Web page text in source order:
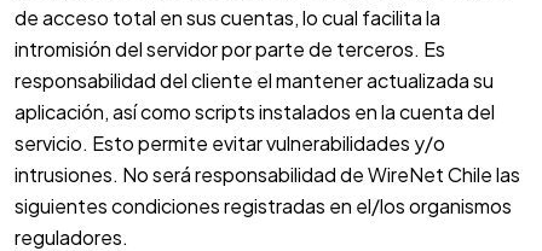
de acceso total en sus cuentas, lo cual facilita la
intromisión del servidor por parte de terceros. Es
responsabilidad del cliente el mantener actualizada su
aplicación, así como scripts instalados en la cuenta del
servicio. Esto permite evitar vulnerabilidades y/o
intrusiones. No será responsabilidad de WireNet Chile las
siguientes condiciones registradas en el/los organismos
reguladores.